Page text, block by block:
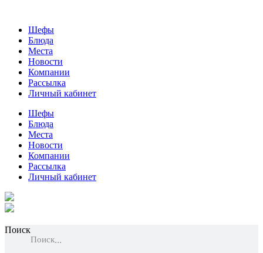
Шефы
Блюда
Места
Новости
Компании
Рассылка
Личный кабинет
Шефы
Блюда
Места
Новости
Компании
Рассылка
Личный кабинет
Поиск
Поиск